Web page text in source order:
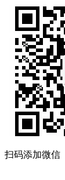
扫码添加微信